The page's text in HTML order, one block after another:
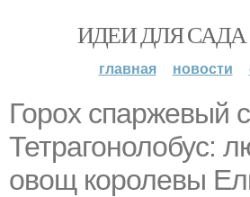
ИДЕИ ДЛЯ
главная новости
Горох спаржевый
Тетрагонолобус:
овощ королевы